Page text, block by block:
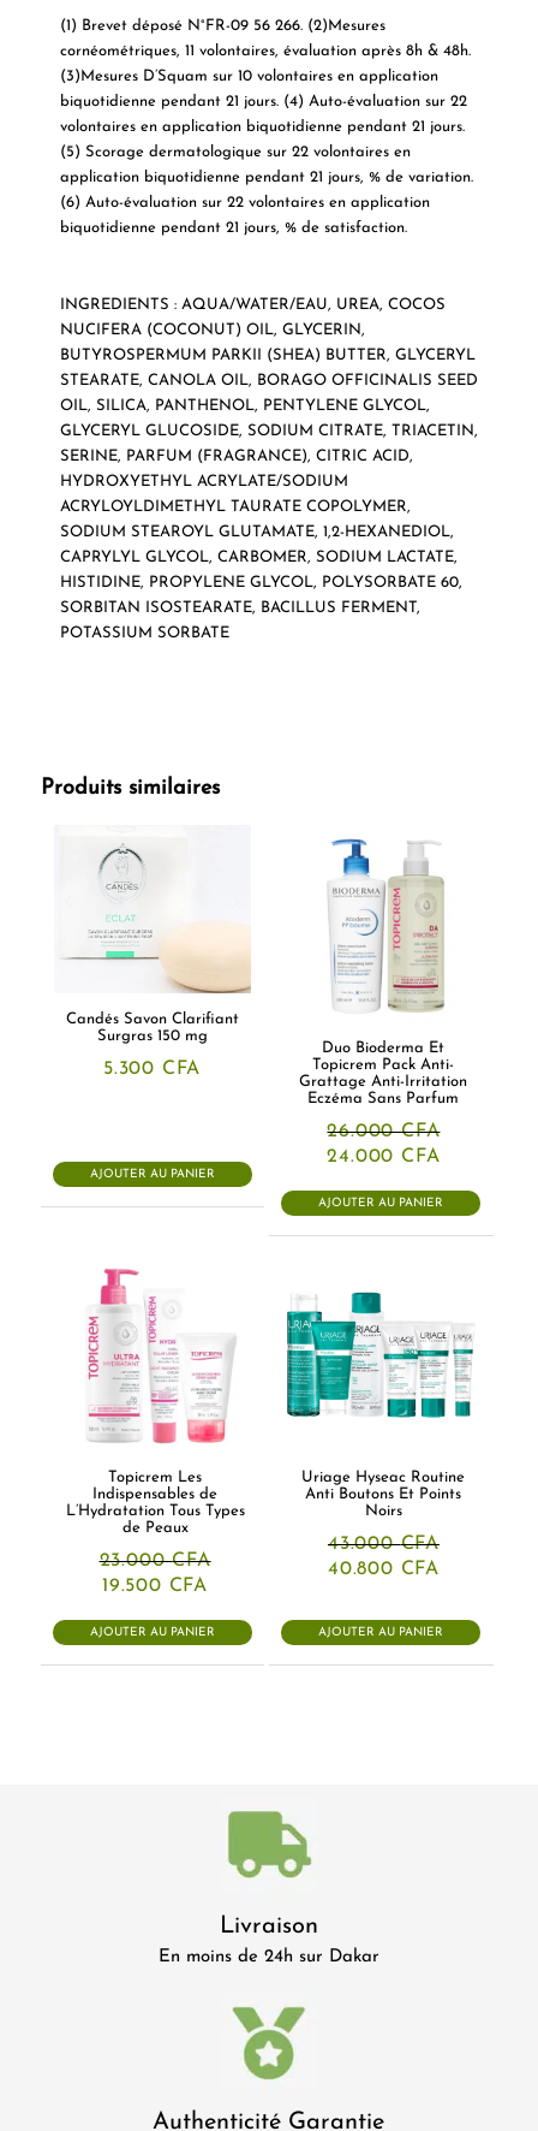
(1) Brevet déposé N°FR-09 56 266. (2)Mesures
cornéométriques, 11 volontaires, évaluation après 8h & 48h.
(3)Mesures D’Squam sur 10 volontaires en application
biquotidienne pendant 21 jours. (4) Auto-évaluation sur 22
volontaires en application biquotidienne pendant 21 jours.
(5) Scorage dermatologique sur 22 volontaires en
application biquotidienne pendant 21 jours, % de variation.
(6) Auto-évaluation sur 22 volontaires en application
biquotidienne pendant 21 jours, % de satisfaction.
INGREDIENTS : AQUA/WATER/EAU, UREA, COCOS
NUCIFERA (COCONUT) OIL, GLYCERIN,
BUTYROSPERMUM PARKII (SHEA) BUTTER, GLYCERYL
STEARATE, CANOLA OIL, BORAGO OFFICINALIS SEED
OIL, SILICA, PANTHENOL, PENTYLENE GLYCOL,
GLYCERYL GLUCOSIDE, SODIUM CITRATE, TRIACETIN,
SERINE, PARFUM (FRAGRANCE), CITRIC ACID,
HYDROXYETHYL ACRYLATE/SODIUM
ACRYLOYLDIMETHYL TAURATE COPOLYMER,
SODIUM STEAROYL GLUTAMATE, 1,2-HEXANEDIOL,
CAPRYLYL GLYCOL, CARBOMER, SODIUM LACTATE,
HISTIDINE, PROPYLENE GLYCOL, POLYSORBATE 60,
SORBITAN ISOSTEARATE, BACILLUS FERMENT,
POTASSIUM SORBATE
Produits similaires
Candés Savon Clarifiant
Surgras 150 mg
5.300 CFA
AJOUTER AU PANIER
Duo Bioderma Et
Topicrem Pack Anti-
Grattage Anti-Irritation
Eczéma Sans Parfum
26.000CFA
Le
initial
était :
24.000 CFA
actuel
est :
AJOUTER AU PANIER
Topicrem Les
Indispensables de
L’Hydratation Tous Types
de Peaux
23.000CFA
Le
initial
était :
23.000 CFA.
19.500 CFA
actuel
est :
19.500 CFA.
AJOUTER AU PANIER
Uriage Hyseac Routine
Anti Boutons Et Points
Noirs
43.000CFA
Le
était :
43.000 CFA.
40.800 CFA
est :
40.800
AJOUTER AU PANIER
Livraison
En moins de 24h sur Dakar
Authenticité Garantie